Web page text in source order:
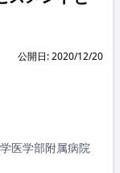
公開日: 2020/12/20
医学部附属病院